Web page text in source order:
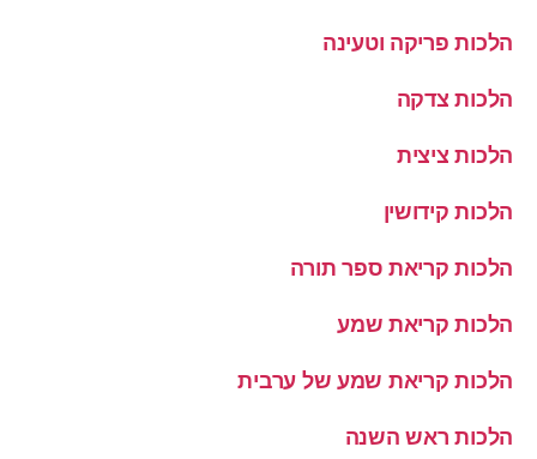
הלכות פריקה וטעינה
הלכות צדקה
הלכות ציצית
הלכות קידושין
הלכות קריאת ספר תורה
הלכות קריאת שמע
הלכות קריאת שמע של ערבית
הלכות ראש השנה